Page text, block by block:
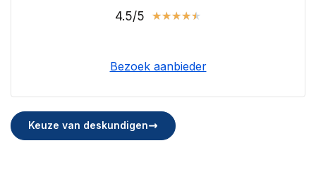
4.5/5 ★★★★★
Bezoek aanbieder
Keuze van deskundigen